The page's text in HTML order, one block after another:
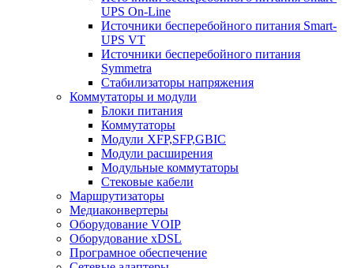
UPS On-Line
Источники бесперебойного питания Smart-
UPS VT
Источники бесперебойного питания
Symmetra
Стабилизаторы напряжения
Коммутаторы и модули
Блоки питания
Коммутаторы
Модули XFP,SFP,GBIC
Модули расширения
Модульные коммутаторы
Стековые кабели
Маршрутизаторы
Медиаконвертеры
Оборудование VOIP
Оборудование xDSL
Програмное обеспечение